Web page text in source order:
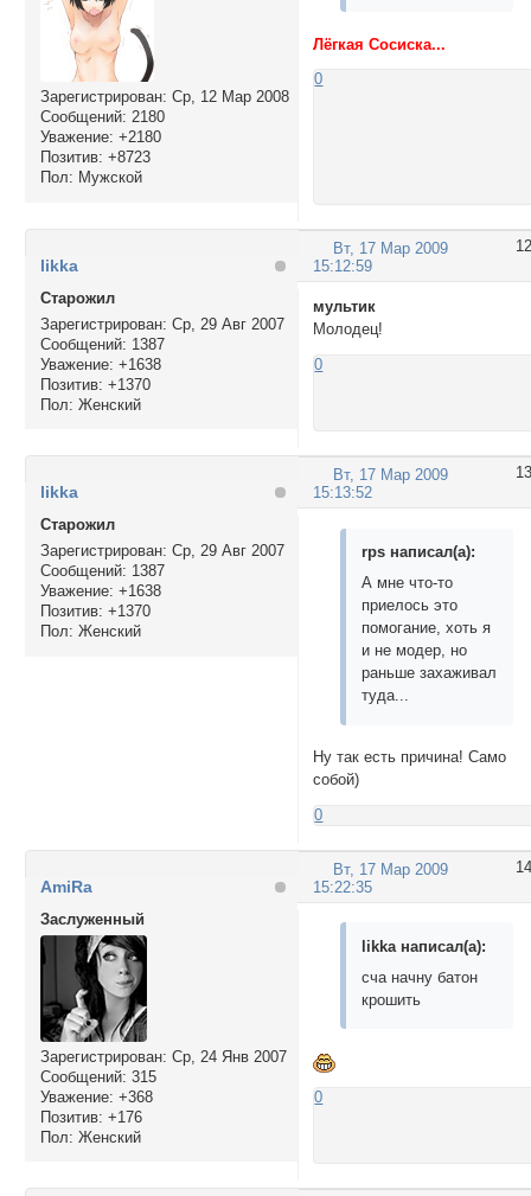
Зарегистрирован: Ср, 12 Мар 2008
Сообщений: 2180
Уважение: +2180
Позитив: +8723
Пол: Мужской
Лёгкая Сосиска...
0
12
Вт, 17 Мар 2009
15:12:59
likka
Cтарожил
Зарегистрирован: Ср, 29 Авг 2007
Сообщений: 1387
Уважение: +1638
Позитив: +1370
Пол: Женский
мультик
Молодец!
0
13
Вт, 17 Мар 2009
15:13:52
likka
Cтарожил
Зарегистрирован: Ср, 29 Авг 2007
Сообщений: 1387
Уважение: +1638
Позитив: +1370
Пол: Женский
rps написал(а):
А мне что-то
приелось это
помогание, хоть я
и не модер, но
раньше захаживал
туда...
Ну так есть причина! Само
собой)
0
14
Вт, 17 Мар 2009
15:22:35
AmiRa
Заслуженный
Зарегистрирован: Ср, 24 Янв 2007
Сообщений: 315
Уважение: +368
Позитив: +176
Пол: Женский
likka написал(а):
сча начну батон
крошить
0